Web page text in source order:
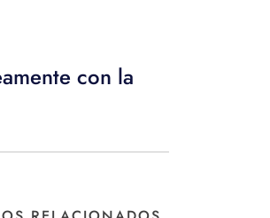
con la